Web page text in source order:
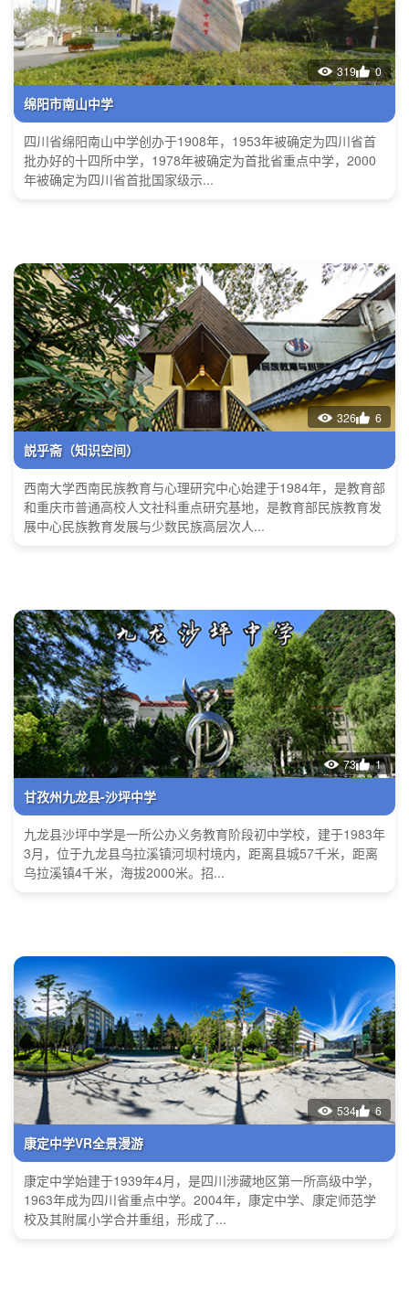
319 0
绵阳市南山中学
四川省绵阳南山中学创办于1908年，1953年被确定为四川省首
批办好的十四所中学，1978年被确定为首批省重点中学，2000
年被确定为四川省首批国家级示...
326 6
説乎斋（知识空间）
西南大学西南民族教育与心理研究中心始建于1984年，是教育部
和重庆市普通高校人文社科重点研究基地，是教育部民族教育发
展中心民族教育发展与少数民族高层次人...
73 1
甘孜州九龙县-沙坪中学
九龙县沙坪中学是一所公办义务教育阶段初中学校，建于1983年
3月，位于九龙县乌拉溪镇河坝村境内，距离县城57千米，距离
乌拉溪镇4千米，海拔2000米。招...
534 6
康定中学VR全景漫游
康定中学始建于1939年4月，是四川涉藏地区第一所高级中学，
1963年成为四川省重点中学。2004年，康定中学、康定师范学
校及其附属小学合并重组，形成了...